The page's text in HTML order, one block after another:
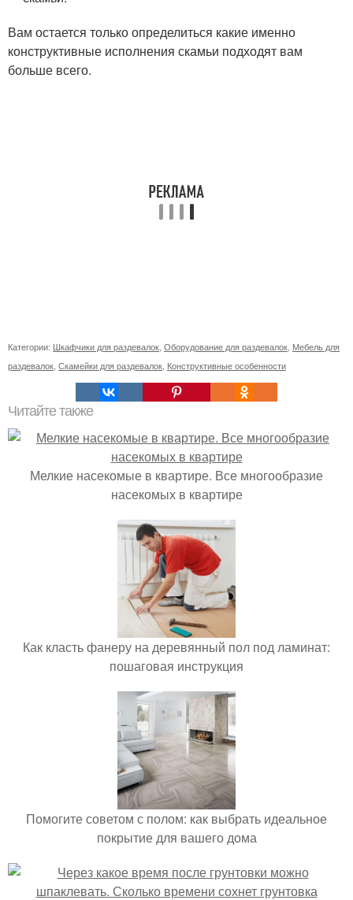
Вам остается только определиться какие именно
конструктивные исполнения скамьи подходят вам
больше всего.
Категории: Шкафчики для раздевалок Оборудование для раздевалок Мебель для
раздевалок Скамейки для раздевалок Конструктивные особенности
Читайте также
Мелкие насекомые в квартире. Все многообразие
насекомых в квартире
Как класть фанеру на деревянный пол под ламинат:
пошаговая инструкция
Помогите советом с полом: как выбрать идеальное
покрытие для вашего дома